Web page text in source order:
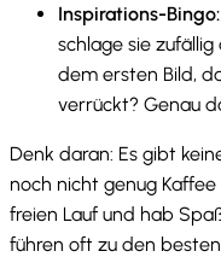
Inspirations-Bingo:
schlage sie
dem ersten Bild,
verrückt? Genau
Denk daran: Es gibt
noch nicht genug
freien Lauf und hab
führen oft zu den